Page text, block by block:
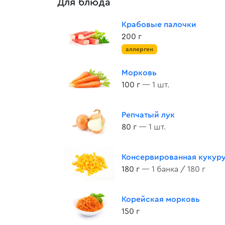
Для блюда
Крабовые палочки
200 г
аллерген
Морковь
100 г — 1 шт.
Репчатый лук
80 г — 1 шт.
Консервированная
180 г — 1 банка / 180 г
Корейская морковь
150 г